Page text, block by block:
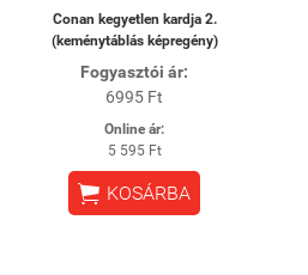
Conan kegyetlen kardja 2.
(keménytáblás képregény)
Fogyasztói ár:
6995 Ft
Online ár:
5 595 Ft
 KOSÁRBA